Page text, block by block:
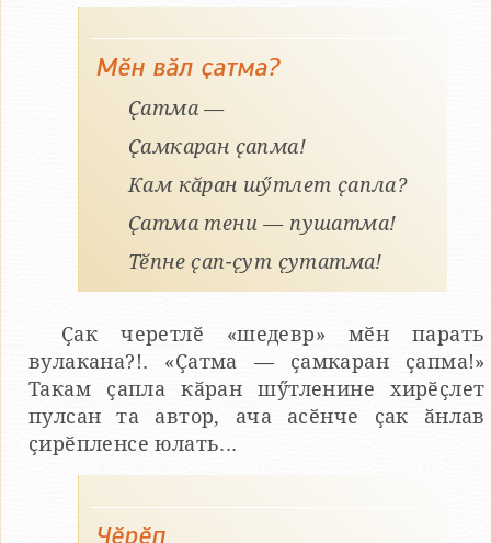
Мӗн вӑл ҫатма?
Ҫатма —
Ҫамкаран ҫапма!
Кам кӑран шӳтлет ҫапла?
Ҫатма тени — пушатма!
Тӗпне ҫап-ҫут ҫутатма!
Ҫак черетлӗ «шедевр» мӗн парать
вулакана?!. «Ҫатма — ҫамкаран ҫапма!»
Такам ҫапла кӑран шӳтленине хирӗҫлет
пулсан та автор, ача асӗнче ҫак ӑнлав
ҫирӗпленсе юлать...
Чӗрӗп